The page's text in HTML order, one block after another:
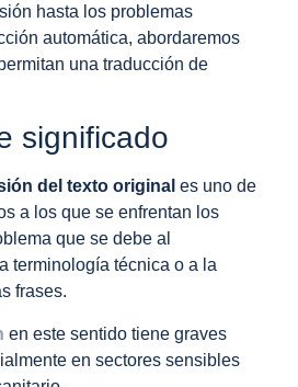
hasta los problemas
automática, abordaremos
una traducción de
significado
del texto original es uno de
a los que se enfrentan los
que se debe al
terminología técnica o a la
frases.
en este sentido tiene graves
en sectores sensibles